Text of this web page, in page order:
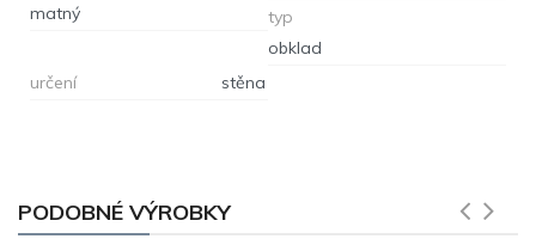
matný
typ
obklad
určení
stěna
PODOBNÉ VÝROBKY